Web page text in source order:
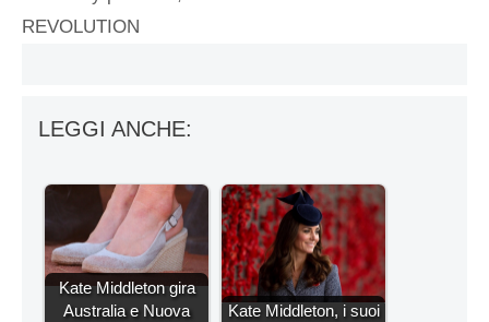
REVOLUTION
LEGGI ANCHE:
Kate Middleton gira
Australia e Nuova
Kate Middleton, i suoi